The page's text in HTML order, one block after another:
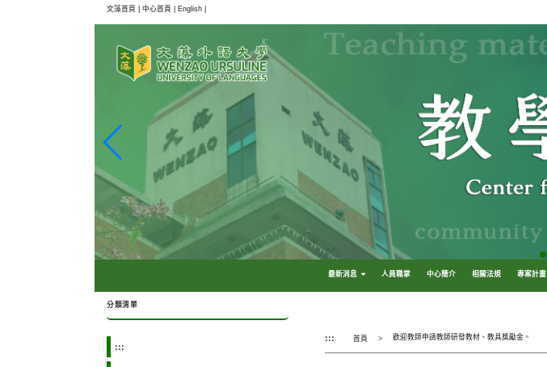
文藻首頁 | 中心首頁 | English |
最新消息 人員職掌 中心簡介 相關法規 專案計畫
分類清單
:::
::: 首頁 歡迎教師申請教師研發教材、教具獎勵金。